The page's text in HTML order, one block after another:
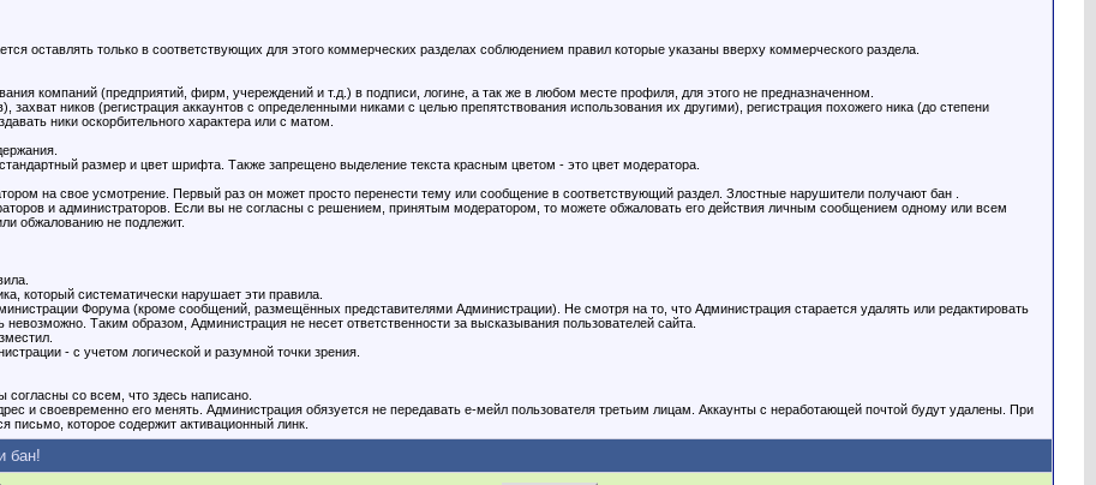
оставлять только в соответствующих для этого коммерческих разделах соблюдением правил которые указаны вверху коммерческого раздела.
компаний (предприятий, фирм, учереждений и т.д.) в подписи, логине, а так же в любом месте профиля, для этого не предназначенном.
захват ников (регистрация аккаунтов с определенными никами с целью препятствования использования их другими), регистрация похожего ника (до степени
ники оскорбительного характера или с матом.
размер и цвет шрифта. Также запрещено выделение текста красным цветом - это цвет модератора.
на свое усмотрение. Первый раз он может просто перенести тему или сообщение в соответствующий раздел. Злостные нарушители получают бан .
и администраторов. Если вы не согласны с решением, принятым модератором, то можете обжаловать его действия личным сообщением одному или всем
обжалованию не подлежит.
который систематически нарушает эти правила.
Форума (кроме сообщений, размещённых представителями Администрации). Не смотря на то, что Администрация старается удалять или редактировать
Таким образом, Администрация не несет ответственности за высказывания пользователей сайта.
- с учетом логической и разумной точки зрения.
со всем, что здесь написано.
и своевременно его менять. Администрация обязуется не передавать е-мейл пользователя третьим лицам. Аккаунты с неработающей почтой будут удалены. При
которое содержит активационный линк.
бан!